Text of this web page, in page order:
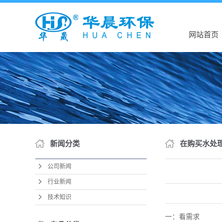
网站首页
新闻分类
公司新闻
行业新闻
技术知识
在购买水处
一：看需求